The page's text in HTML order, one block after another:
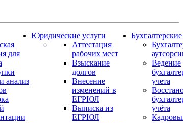
для
анализ
Юридические услуги
Аттестация
рабочих мест
Взыскание
долгов
Внесение
изменений в
ЕГРЮЛ
Выписка из
ЕГРЮЛ
Ведение
учета
учёта